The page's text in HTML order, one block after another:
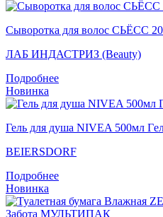
Сыворотка для волос СЬЁСС
ЛАБ ИНДАСТРИЗ (Beauty)
Подробнее
Новинка
Гель для душа NIVEA 500мл
BEIERSDORF
Подробнее
Новинка